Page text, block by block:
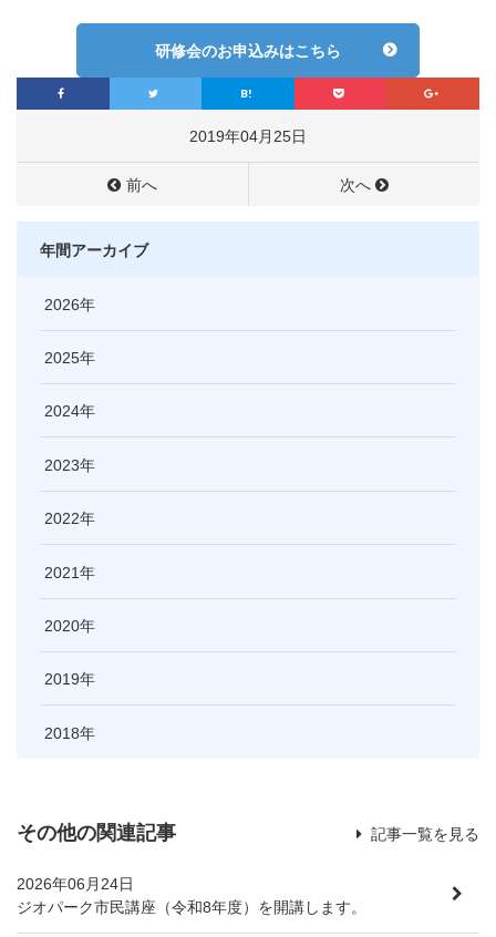
研修会のお申込みはこちら
2019年04月25日
前へ 次へ
年間アーカイブ
2026
2025
2024
2023
2022
2021
2020
2019
2018
その他の関連記事 記事一覧を見る
2026年06月24日
ジオパーク市民講座（令和8年度）を開講します。